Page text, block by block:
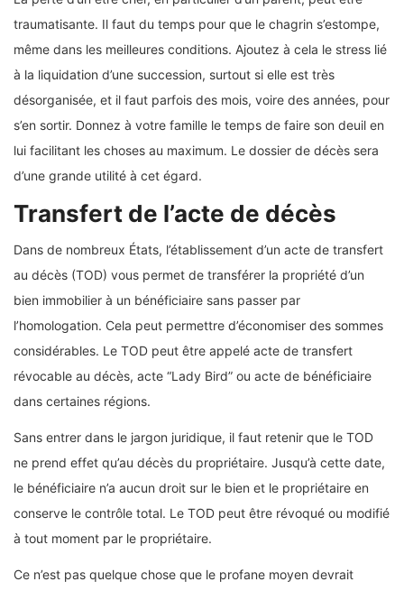
traumatisante. Il faut du temps pour que le chagrin s’estompe,
même dans les meilleures conditions. Ajoutez à cela le stress lié
à la liquidation d’une succession, surtout si elle est très
désorganisée, et il faut parfois des mois, voire des années, pour
s’en sortir. Donnez à votre famille le temps de faire son deuil en
lui facilitant les choses au maximum. Le dossier de décès sera
d’une grande utilité à cet égard.
Transfert de l’acte de décès
Dans de nombreux États, l’établissement d’un acte de transfert
au décès (TOD) vous permet de transférer la propriété d’un
bien immobilier à un bénéficiaire sans passer par
l’homologation. Cela peut permettre d’économiser des sommes
considérables. Le TOD peut être appelé acte de transfert
révocable au décès, acte “Lady Bird” ou acte de bénéficiaire
dans certaines régions.
Sans entrer dans le jargon juridique, il faut retenir que le TOD
ne prend effet qu’au décès du propriétaire. Jusqu’à cette date,
le bénéficiaire n’a aucun droit sur le bien et le propriétaire en
conserve le contrôle total. Le TOD peut être révoqué ou modifié
à tout moment par le propriétaire.
Ce n’est pas quelque chose que le profane moyen devrait